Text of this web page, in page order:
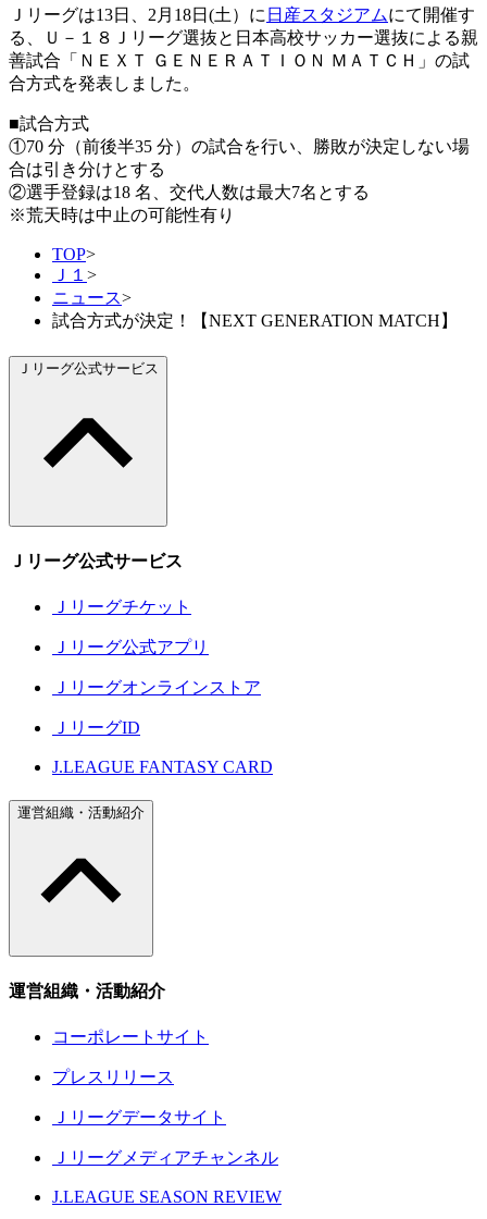
Ｊリーグは13日、2月18日(土）に 日産スタジアムにて開催す
る、Ｕ－１８Ｊリーグ選抜と日本高校サッカー選抜による親
善試合「ＮＥＸＴ ＧＥＮＥＲＡＴＩＯＮ ＭＡＴＣＨ」の試
合方式を発表しました。
■試合方式
①70 分（前後半35 分）の試合を行い、勝敗が決定しない場
合は引き分けとする
②選手登録は18 名、交代人数は最大7名とする
※荒天時は中止の可能性有り
TOP>
Ｊ１ >
ニュース>
試合方式が決定！【NEXT GENERATION MATCH】
Ｊリーグ公式サービス
Ｊリーグ公式サービス
Ｊリーグチケット
Ｊリーグ公式アプリ
Ｊリーグオンラインストア
ＪリーグID
J.LEAGUE FANTASY CARD
運営組織・活動紹介
運営組織・活動紹介
コーポレートサイト
プレスリリース
Ｊリーグデータサイト
Ｊリーグメディアチャンネル
J.LEAGUE SEASON REVIEW